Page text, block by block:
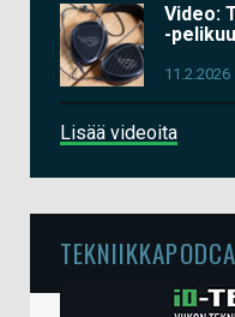
Video:
-
11.2.2026
Lisää videoita